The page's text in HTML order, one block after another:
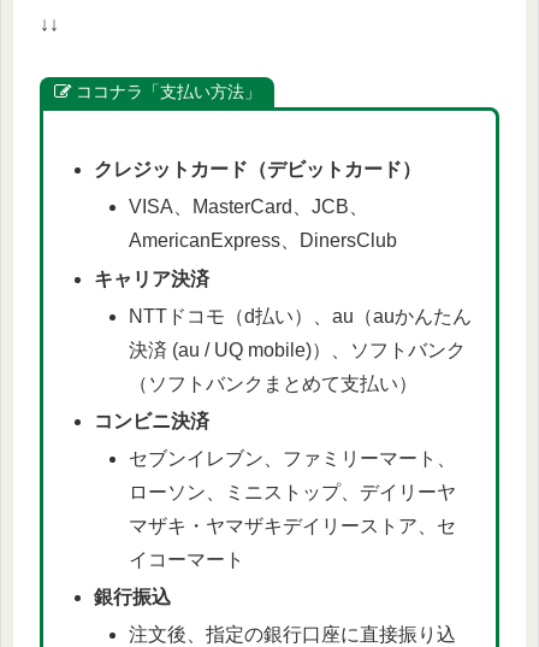
↓↓
ココナラ「支払い方法」
クレジットカード（デビットカード）
VISA、MasterCard、JCB、
AmericanExpress、DinersClub
キャリア決済
NTTドコモ（d払い）、au（auかんたん
決済 (au / UQ mobile)）、ソフトバンク
（ソフトバンクまとめて支払い）
コンビニ決済
セブンイレブン、ファミリーマート、
ローソン、ミニストップ、デイリーヤ
マザキ・ヤマザキデイリーストア、セ
イコーマート
銀行振込
注文後、指定の銀行口座に直接振り込